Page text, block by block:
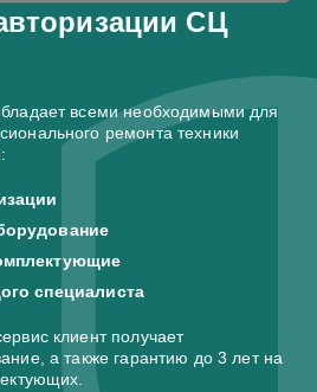
СЦ
всеми необходимыми для
ремонта техники
специалиста
клиент получает
а также гарантию до 3 лет на